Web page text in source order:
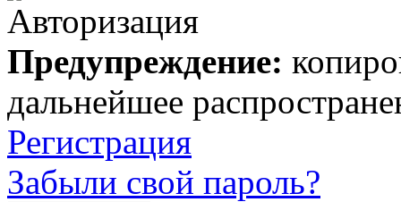
Авторизация
Предупреждение:
дальнейшее
Регистрация
Забыли свой пароль?